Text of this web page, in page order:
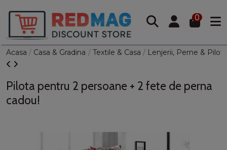
0
Acasa Casa & Gradina Textile & Casa Lenjerii, Perne &
Pilota pentru 2 persoane + 2 fete de perna
cadou!